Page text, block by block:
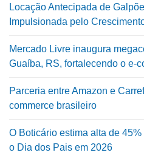
Locação Antecipada de
Impulsionada pelo
Mercado Livre inaugura
Guaíba, RS, fortalecendo o e-
Parceria entre Amazon e
commerce brasileiro
O Boticário estima alta de
o Dia dos Pais em 2026